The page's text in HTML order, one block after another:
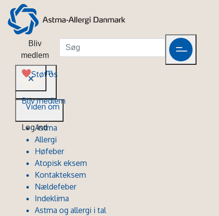
Bliv
medlem
Støt os
Bliv medlem
Log ind
Viden om
Viden om
Astma
Allergi
Høfeber
Atopisk eksem
Kontakteksem
Nældefeber
Indeklima
Astma og allergi i tal